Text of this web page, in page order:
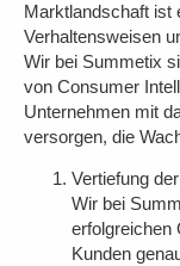
Marktlandschaft ist
Verhaltensweisen
Wir bei Summetix
von Consumer
Unternehmen mit
versorgen, die
Vertiefung
Wir bei
erfolgreichen
Kunden